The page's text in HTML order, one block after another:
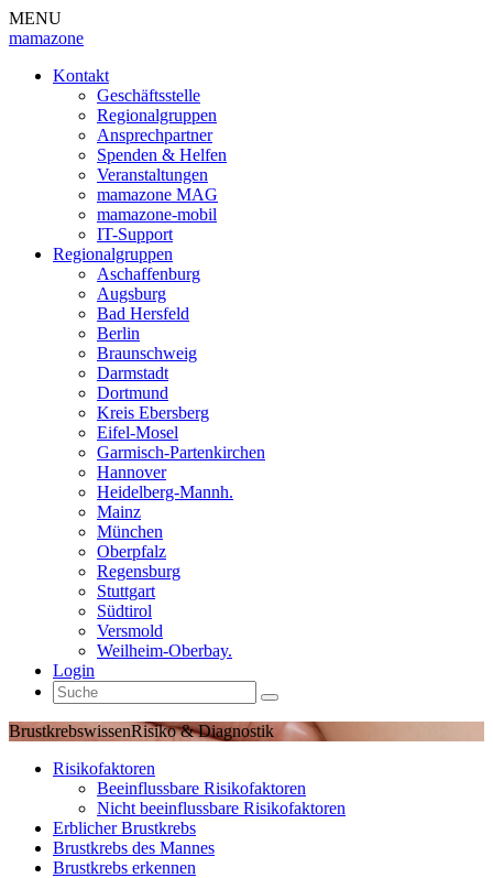
MENU
mamazone
Kontakt
Geschäftsstelle
Regionalgruppen
Ansprechpartner
Spenden & Helfen
Veranstaltungen
mamazone MAG
mamazone-mobil
IT-Support
Regionalgruppen
Aschaffenburg
Augsburg
Bad Hersfeld
Berlin
Braunschweig
Darmstadt
Dortmund
Kreis Ebersberg
Eifel-Mosel
Garmisch-Partenkirchen
Hannover
Heidelberg-Mannh.
Mainz
München
Oberpfalz
Regensburg
Stuttgart
Südtirol
Versmold
Weilheim-Oberbay.
Login
BrustkrebswissenRisiko & Diagnostik
Risikofaktoren
Beeinflussbare Risikofaktoren
Nicht beeinflussbare Risikofaktoren
Erblicher Brustkrebs
Brustkrebs des Mannes
Brustkrebs erkennen